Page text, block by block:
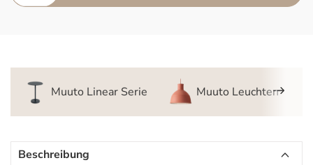
Muuto Linear Serie Muuto Leuchten
Beschreibung